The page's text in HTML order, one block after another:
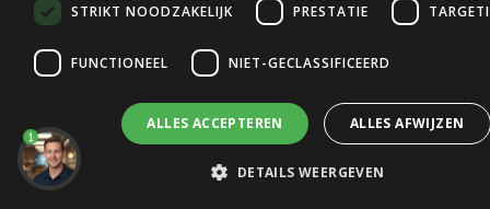
op
Webwinkelkeur
1
STRIKT NOODZAKELIJK PRESTATIE
FUNCTIONEEL NIET-GECLASSIFICEERD
ALLES ACCEPTEREN ALLES AFWIJZEN
DETAILS WEERGEVEN